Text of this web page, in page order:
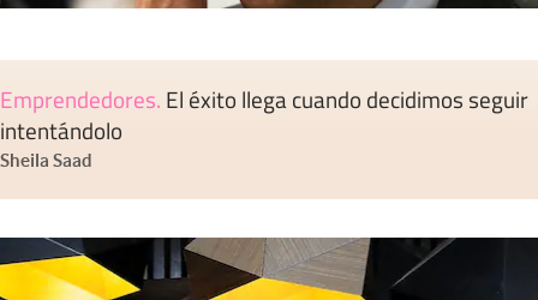
Emprendedores. El éxito llega cuando decidimos seguir
intentándolo
Sheila Saad